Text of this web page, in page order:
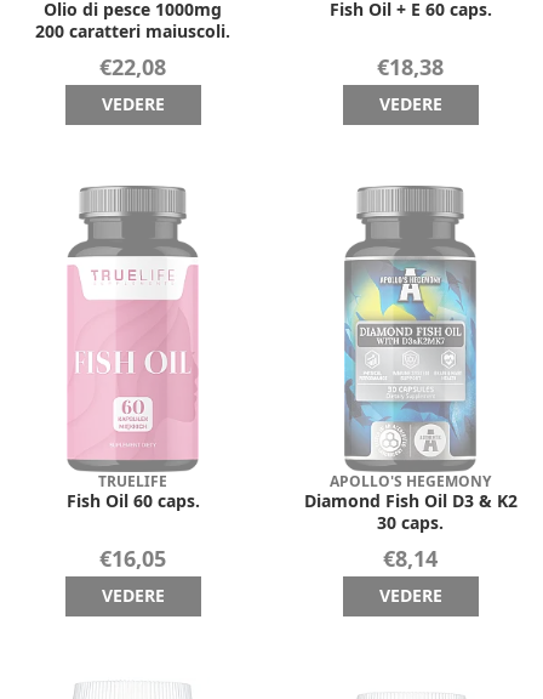
Olio di pesce 1000mg
200 caratteri maiuscoli.
€22,08
VEDERE
Fish Oil + E 60 caps.
€18,38
VEDERE
TRUELIFE
Fish Oil 60 caps.
€16,05
VEDERE
APOLLO'S HEGEMONY
Diamond Fish Oil D3 & K2
30 caps.
€8,14
VEDERE